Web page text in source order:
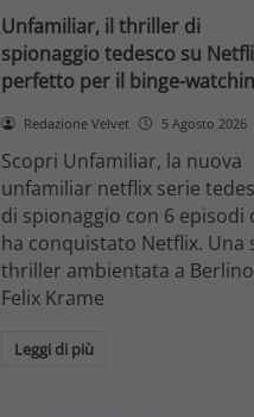
Unfamiliar, il thriller di
spionaggio tedesco su
perfetto per il binge-
Redazione Velvet 5 Agosto 2026
Scopri Unfamiliar, la nuova
unfamiliar netflix serie
di spionaggio con 6 episodi
ha conquistato Netflix. Una
thriller ambientata a
Felix Krame
Leggi di più